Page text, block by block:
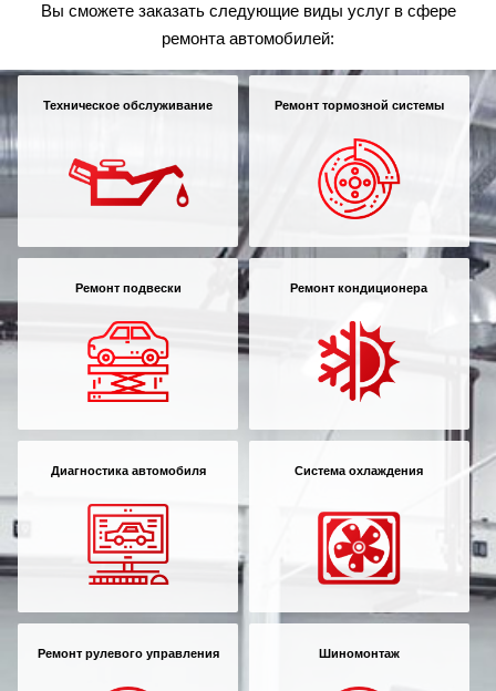
Вы сможете заказать следующие виды услуг в сфере
ремонта автомобилей:
Техническое обслуживание Ремонт тормозной системы
Ремонт подвески Ремонт кондиционера
Диагностика автомобиля Система охлаждения
Ремонт рулевого управления Шиномонтаж